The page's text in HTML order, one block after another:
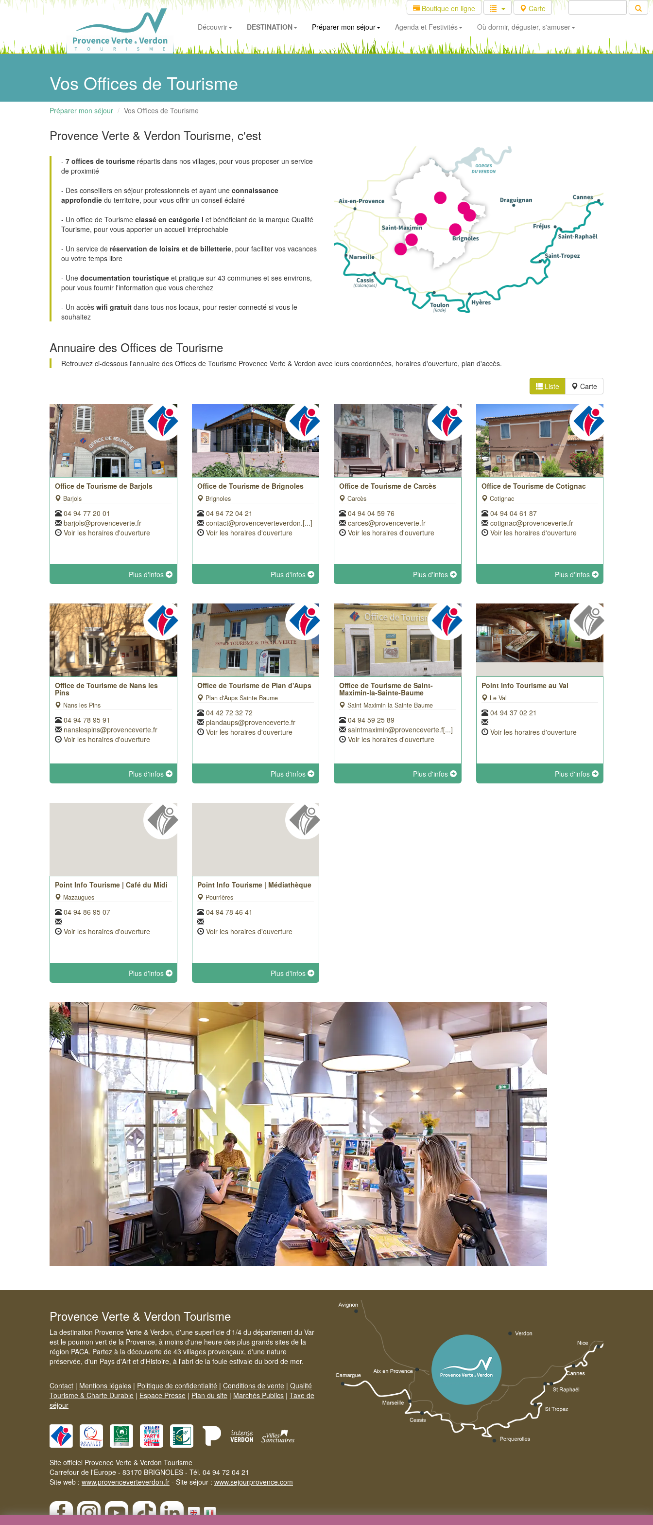
Boutique en ligne
Carte
Découvrir
DESTINATION Préparer mon séjour Agenda et Festivités Où dormir, déguster, s'amuser
Vos Offices de Tourisme
Préparer mon séjour Vos Offices de Tourisme
Provence Verte & Verdon Tourisme, c'est
- 7 offices de tourisme répartis dans nos villages, pour vous proposer un service
de proximité
- Des conseillers en séjour professionnels et ayant une connaissance
approfondie du territoire, pour vous offrir un conseil éclairé
- Un office de Tourisme classé en catégorie I et bénéficiant de la marque Qualité
Tourisme, pour vous apporter un accueil irréprochable
- Un service de réservation de loisirs et de billetterie, pour faciliter vos vacances
ou votre temps libre
- Une documentation touristique et pratique sur 43 communes et ses environs,
pour vous fournir l'information que vous cherchez
- Un accès wifi gratuit dans tous nos locaux, pour rester connecté si vous le
souhaitez
Annuaire des Offices de Tourisme
Retrouvez ci-dessous l'annuaire des Offices de Tourisme Provence Verte & Verdon avec leurs coordonnées, horaires d'ouverture, plan d'accès.
Liste Carte
Office de Tourisme de Barjols
Barjols
04 94 77 20 01
barjols@provenceverte.fr
Voir les horaires d'ouverture
Plus d'infos
Office de Tourisme de Brignoles
Brignoles
04 94 72 04 21
contact@provenceverteverdon.[...]
Voir les horaires d'ouverture
Plus d'infos
Office de Tourisme de Carcès
Carcès
04 94 04 59 76
carces@provenceverte.fr
Voir les horaires d'ouverture
Plus d'infos
Office de Tourisme de Cotignac
Cotignac
04 94 04 61 87
cotignac@provenceverte.fr
Voir les horaires d'ouverture
Plus d'infos
Office de Tourisme de Nans les
Pins
Nans les Pins
04 94 78 95 91
nanslespins@provenceverte.fr
Voir les horaires d'ouverture
Plus d'infos
Office de Tourisme de Plan d'Aups
Plan d'Aups Sainte Baume
04 42 72 32 72
plandaups@provenceverte.fr
Voir les horaires d'ouverture
Plus d'infos
Office de Tourisme de Saint-
Maximin-la-Sainte-Baume
Saint Maximin la Sainte Baume
04 94 59 25 89
saintmaximin@provenceverte.f[...]
Voir les horaires d'ouverture
Plus d'infos
Point Info Tourisme au Val
Le Val
04 94 37 02 21
Voir les horaires d'ouverture
Plus d'infos
Point Info Tourisme | Café du Midi
Mazaugues
04 94 86 95 07
Voir les horaires d'ouverture
Plus d'infos
Point Info Tourisme | Médiathèque
Pourrières
04 94 78 46 41
Voir les horaires d'ouverture
Plus d'infos
Provence Verte & Verdon Tourisme
La destination Provence Verte & Verdon, d'une superficie d'1/4 du département du Var
est le poumon vert de la Provence, à moins d'une heure des plus grands sites de la
région PACA. Partez à la découverte de 43 villages provençaux, d'une nature
préservée, d'un Pays d'Art et d'Histoire, à l'abri de la foule estivale du bord de mer.
Contact | Mentions légales | Politique de confidentialité | Conditions de vente | Qualité
Tourisme & Charte Durable | Espace Presse | Plan du site | Marchés Publics | Taxe de
séjour
Site officiel Provence Verte & Verdon Tourisme
Carrefour de l'Europe - 83170 BRIGNOLES - Tél. 04 94 72 04 21
Site web : www.provenceverteverdon.fr - Site séjour : www.sejourprovence.com